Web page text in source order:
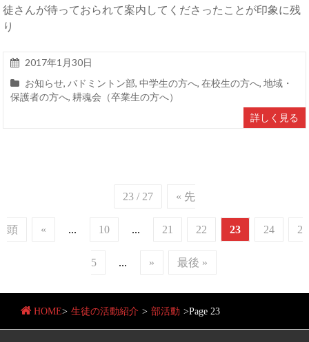
徒さんが待っておられて案内してくださったことが印象に残
り
2017年1月30日
お知らせ,バドミントン部,中学生の方へ,在校生の方へ,地域・
保護者の方へ,耕魂会（卒業生の方へ）
詳しく見る
23 / 27 « 先
頭 « ... 10 ... 21 22 23 24 2
5 ... » 最後 »
HOME> 生徒の活動紹介 > 部活動 >Page 23